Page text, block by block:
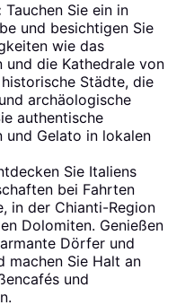
Tauchen Sie ein in
und besichtigen Sie
wie das
und die Kathedrale von
Städte, die
archäologische
authentische
und Gelato in lokalen
Sie Italiens
bei Fahrten
in der Chianti-Region
Dolomiten. Genießen
Dörfer und
machen Sie Halt an
und